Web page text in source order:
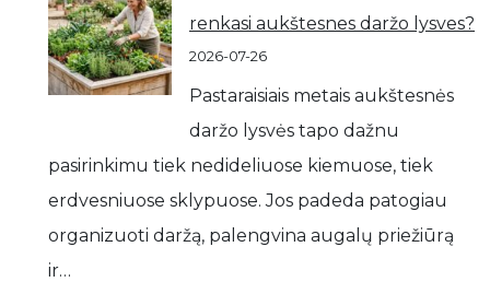
renkasi aukštesnes daržo lysves?
2026-07-26
Pastaraisiais metais aukštesnės
daržo lysvės tapo dažnu
pasirinkimu tiek nedideliuose kiemuose, tiek
erdvesniuose sklypuose. Jos padeda patogiau
organizuoti daržą, palengvina augalų priežiūrą
ir…